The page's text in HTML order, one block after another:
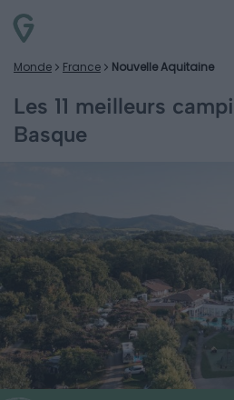
Monde France Nouvelle Aquitaine
Les 11 meilleurs
Basque